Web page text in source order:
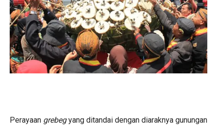
Perayaan grebegyang ditandai dengan diaraknya gunungan